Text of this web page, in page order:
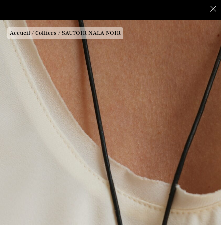
Accueil/ Colliers / SAUTOIR NALA NOIR